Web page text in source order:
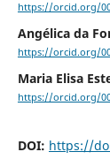
https://orcid.org/
Angélica da
https://orcid.org/
Maria Elisa
https://orcid.org/
DOI: https://